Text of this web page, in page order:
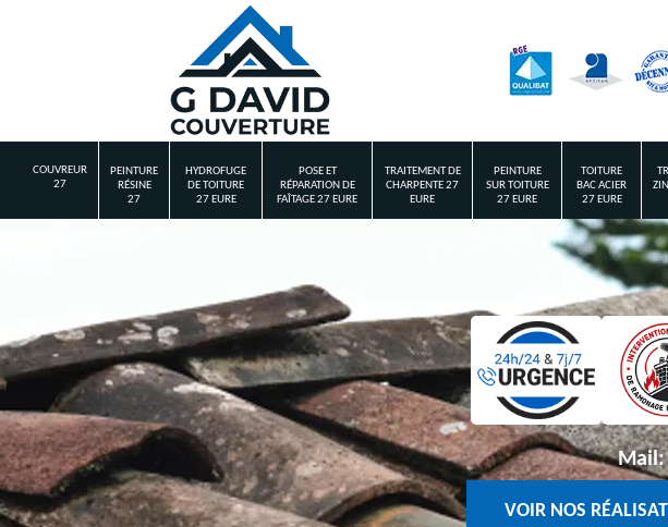
COUVREUR
27
PEINTURE
RÉSINE
27
HYDROFUGE
DE TOITURE
27 EURE
POSE ET
RÉPARATION DE
FAÎTAGE 27 EURE
TRAITEMENT DE
CHARPENTE 27
EURE
PEINTURE
SUR TOITURE
27 EURE
TOITURE
BAC ACIER
27 EURE
Mail:
VOIR NOS